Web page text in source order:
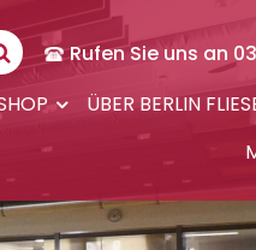
Rufen Sie uns an
ÜBER BERLIN